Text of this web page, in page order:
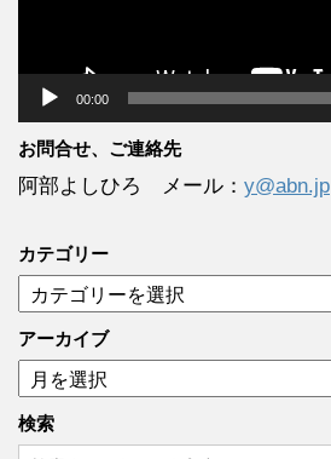
00:00
お問合せ、ご連絡先
阿部よしひろ メール： y@abn.jp
カテゴリー
テ
ゴ
リ
ー
アーカイブ
ア
ー
カ
イ
検索